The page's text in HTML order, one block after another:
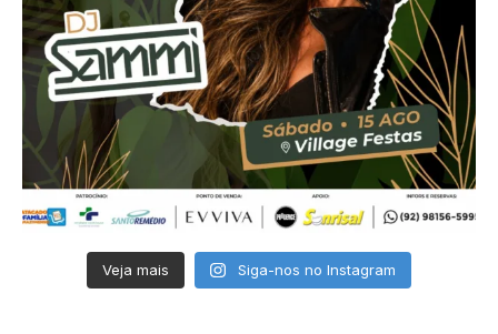
Veja mais Siga-nos no Instagram